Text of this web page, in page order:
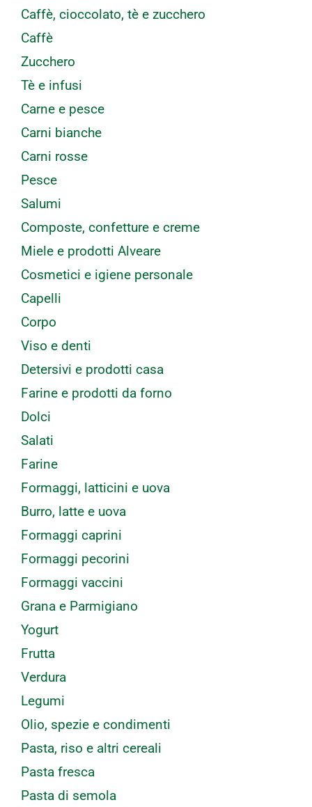
Caffè, cioccolato, tè e zucchero
Caffè
Zucchero
Tè e infusi
Carne e pesce
Carni bianche
Carni rosse
Pesce
Salumi
Composte, confetture e creme
Miele e prodotti Alveare
Cosmetici e igiene personale
Capelli
Corpo
Viso e denti
Detersivi e prodotti casa
Farine e prodotti da forno
Dolci
Salati
Farine
Formaggi, latticini e uova
Burro, latte e uova
Formaggi caprini
Formaggi pecorini
Formaggi vaccini
Grana e Parmigiano
Yogurt
Frutta
Verdura
Legumi
Olio, spezie e condimenti
Pasta, riso e altri cereali
Pasta fresca
Pasta di semola